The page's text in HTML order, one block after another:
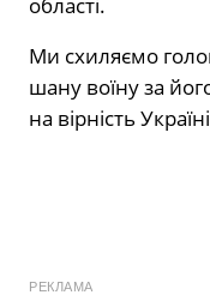
Ми схиляємо
шану воїну за
на вірність
РЕКЛАМА